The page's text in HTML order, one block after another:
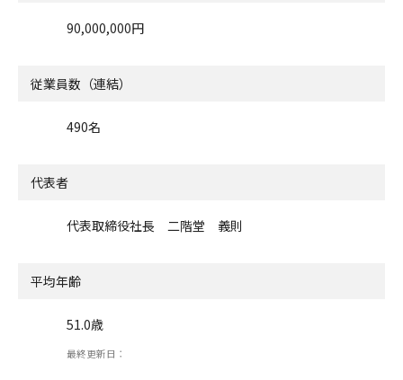
90,000,000円
従業員数（連結）
490名
代表者
代表取締役社長 二階堂 義則
平均年齢
51.0歳
最終更新日：